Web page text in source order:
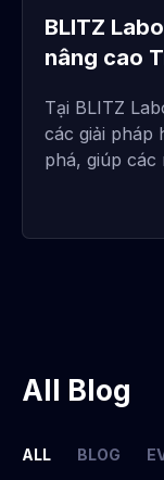
BLITZ
nâng cao
Tại BLITZ
các giải pháp
phá, giúp các
thống đồ thị
All Blog
ALL BLOG